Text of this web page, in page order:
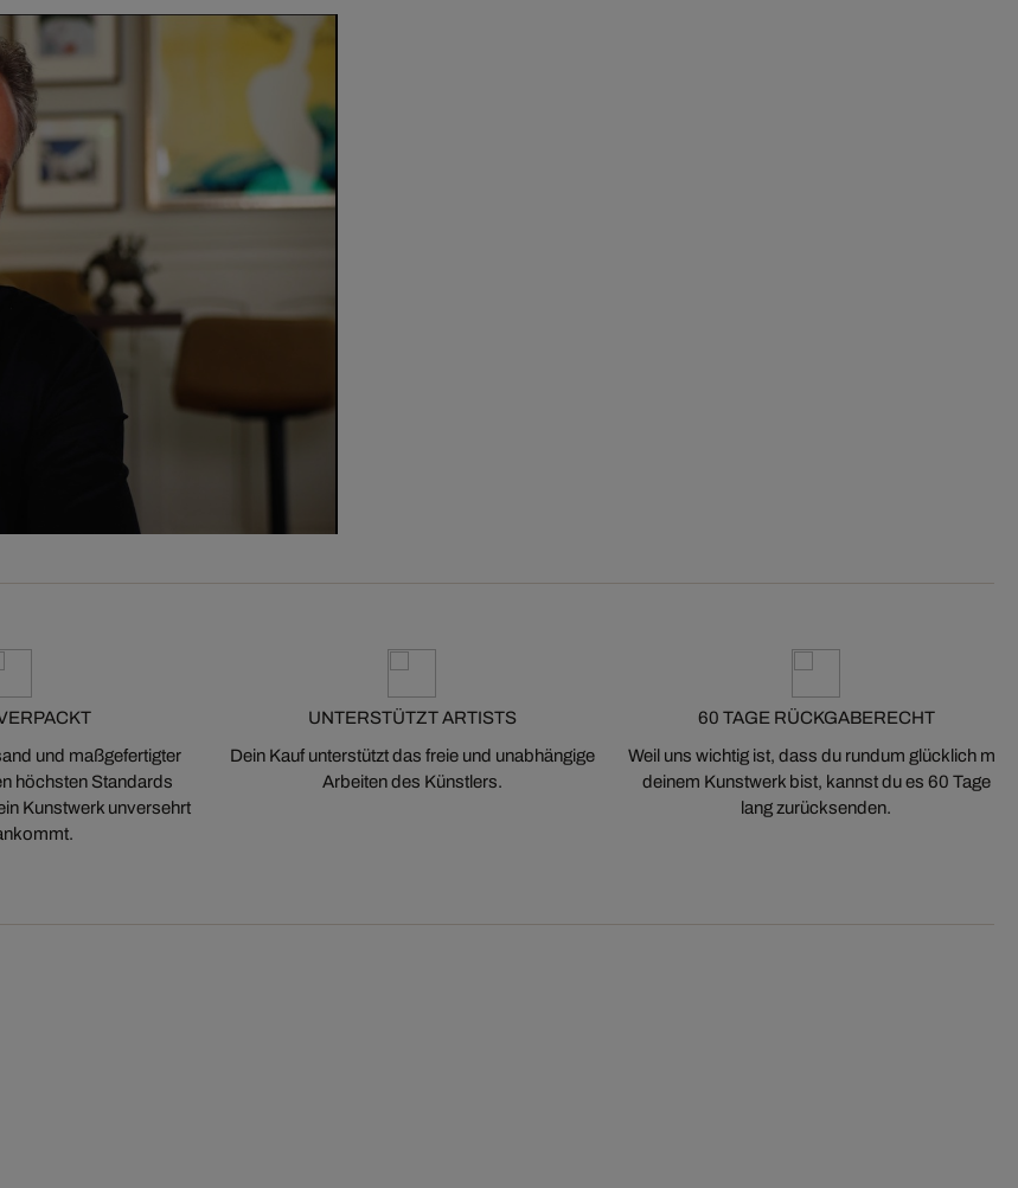
und maßgefertigter
höchsten Standards
Kunstwerk unversehrt
UNTERSTÜTZT ARTISTS
Dein Kauf unterstützt das freie und unabhängige
Arbeiten des Künstlers.
60 TAGE RÜCKGABERECHT
Weil uns wichtig ist, dass du rundum glücklich mit
deinem Kunstwerk bist, kannst du es 60 Tage
lang zurücksenden.